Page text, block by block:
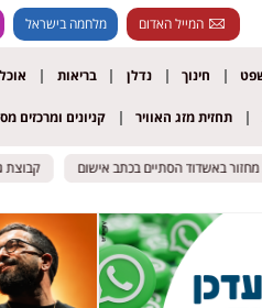
המייל האדום מלחמה בישראל
חינוך נדלן בריאות אוכל
תחזית מזג האוויר קניונים ומרכזים
באשדוד הסתיים בכתב אישום קבוצת באשדוד הסתיים בכתב אישום קבוצת